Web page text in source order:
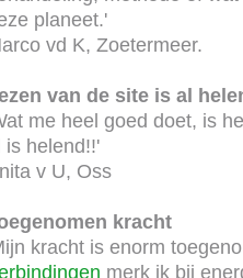
planeet.'
vd K, Zoetermeer.
van de site is al
me heel goed doet, is
is helend!!'
v U, Oss
kracht
kracht is enorm
merk ik bij